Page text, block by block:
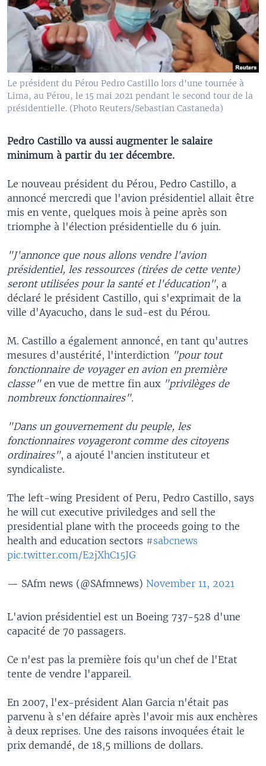
Le président du Pérou Pedro Castillo lors d'une tournée à
Lima, au Pérou, le 15 mai 2021 pendant le second tour de la
présidentielle. (Photo Reuters/Sebastian Castaneda)
Pedro Castillo va aussi augmenter le salaire
minimum à partir du 1er décembre.
Le nouveau président du Pérou, Pedro Castillo, a
annoncé mercredi que l'avion présidentiel allait être
mis en vente, quelques mois à peine après son
triomphe à l'élection présidentielle du 6 juin.
"J'annonce que nous allons vendre l'avion
présidentiel, les ressources (tirées de cette vente)
seront utilisées pour la santé et l'éducation", a
déclaré le président Castillo, qui s'exprimait de la
ville d'Ayacucho, dans le sud-est du Pérou.
M. Castillo a également annoncé, en tant qu'autres
mesures d'austérité, l'interdiction "pour tout
fonctionnaire de voyager en avion en première
classe"en vue de mettre fin aux "privilèges de
nombreux fonctionnaires".
"Dans un gouvernement du peuple, les
fonctionnaires voyageront comme des citoyens
ordinaires", a ajouté l'ancien instituteur et
syndicaliste.
The left-wing President of Peru, Pedro Castillo, says
he will cut executive priviledges and sell the
presidential plane with the proceeds going to the
health and education sectors #sabcnews
pic.twitter.com/E2jXhC15JG
— SAfm news (@SAfmnews) November 11, 2021
L'avion présidentiel est un Boeing 737-528 d'une
capacité de 70 passagers.
Ce n'est pas la première fois qu'un chef de l'Etat
tente de vendre l'appareil.
En 2007, l'ex-président Alan Garcia n'était pas
parvenu à s'en défaire après l'avoir mis aux enchères
à deux reprises. Une des raisons invoquées était le
prix demandé, de 18,5 millions de dollars.